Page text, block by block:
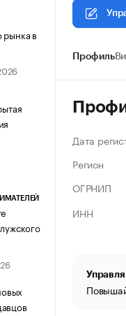
рынка в
Профиль
Дата
Регион
ОГРНИП
ИНН